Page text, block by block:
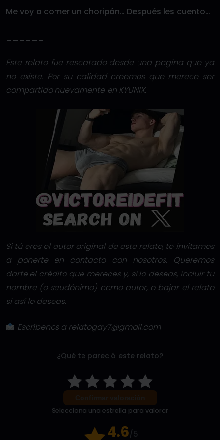
Me voy a comer un choripán… Después les cuento…
______
Este relato fue rescatado desde una pagina que ya
no existe. Por su calidad creemos que merece ser
compartido nuevamente en KYUNIX.
Si tú eres el autor original de este relato, te invitamos
a ponerte en contacto con nosotros. Queremos
darte el crédito que mereces y, si lo deseas, incluir tu
nombre (o seudónimo) como autor, o bajar el relato
si así lo deseas.
Escríbenos a relatogay7@gmail.com
¿Qué te pareció este relato?
Selecciona una estrella para valorar
4.6/5